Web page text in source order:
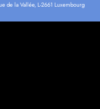
de la Vallée, L-2661 Luxembourg